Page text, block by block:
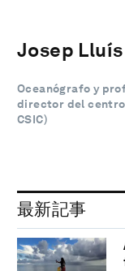
Josep
Oceanógrafo y
director del
CSIC)
最新記事